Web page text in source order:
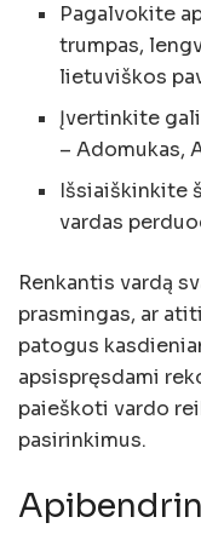
Pagalvokite
trumpas,
lietuviškos
Įvertinkite
– Adomukas,
Išsiaiškinkite
vardas
Renkantis vardą
prasmingas, ar
patogus
apsispręsdami
paieškoti vardo
pasirinkimus.